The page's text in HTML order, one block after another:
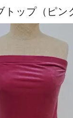
ップ（ピン